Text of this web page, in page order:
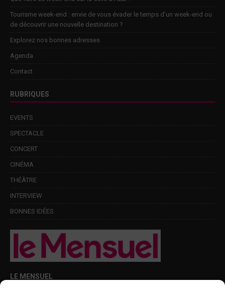
Tourisme week-end : envie de vous évader le temps d’un week-end ou
de découvrir une nouvelle destination ?
Explorez nos bonnes adresses
Agenda
Contact
RUBRIQUES
EVENTS
SPECTACLE
CONCERT
CINÉMA
THÉÂTRE
INTERVIEW
BONNES IDÉES
LE MENSUEL